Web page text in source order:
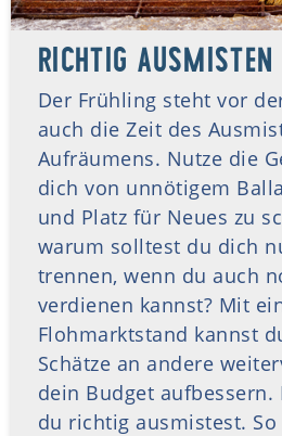
RICHTIG AUSMISTEN
Der Frühling steht vor
auch die Zeit des
Aufräumens. Nutze die
dich von unnötigem
und Platz für Neues zu
warum solltest du dich
trennen, wenn du auch
verdienen kannst? Mit
Flohmarktstand kannst
Schätze an andere
dein Budget aufbessern.
du richtig ausmistest.